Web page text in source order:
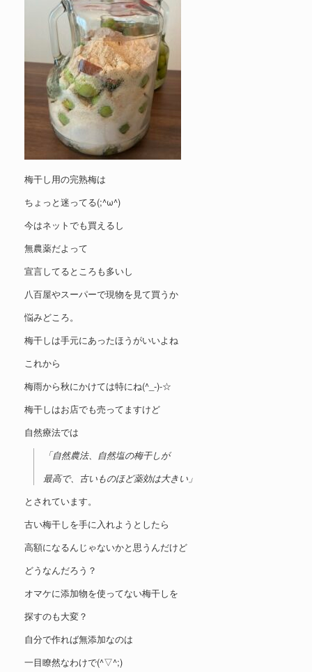
梅干し用の完熟梅は
ちょっと迷ってる(;^ω^)
今はネットでも買えるし
無農薬だよって
宣言してるところも多いし
八百屋やスーパーで現物を見て買うか
悩みどころ。
梅干しは手元にあったほうがいいよね
これから
梅雨から秋にかけては特にね(^_-)-☆
梅干しはお店でも売ってますけど
自然療法では
「自然農法、自然塩の梅干しが
最高で、古いものほど薬効は大きい」
とされています。
古い梅干しを手に入れようとしたら
高額になるんじゃないかと思うんだけど
どうなんだろう？
オマケに添加物を使ってない梅干しを
探すのも大変？
自分で作れば無添加なのは
一目瞭然なわけで(^▽^;)